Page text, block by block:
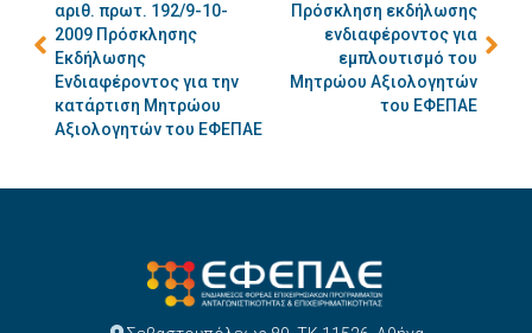
αριθ. πρωτ. 192/9-10-
2009 Πρόσκλησης
Εκδήλωσης
Ενδιαφέροντος για την
κατάρτιση Μητρώου
Αξιολογητών του ΕΦΕΠΑΕ
Πρόσκληση εκδήλωσης
ενδιαφέροντος για
εμπλουτισμό του
Μητρώου Αξιολογητών
του ΕΦΕΠΑΕ